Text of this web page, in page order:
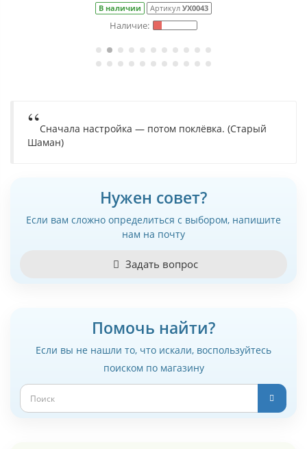
В наличии Артикул УХ0043
Сначала настройка — потом поклёвка. (Старый
Шаман)
Нужен совет?
Если вам сложно определиться с выбором, напишите
нам на почту
Задать вопрос
Помочь найти?
Если вы не нашли то, что искали, воспользуйтесь
поиском по магазину